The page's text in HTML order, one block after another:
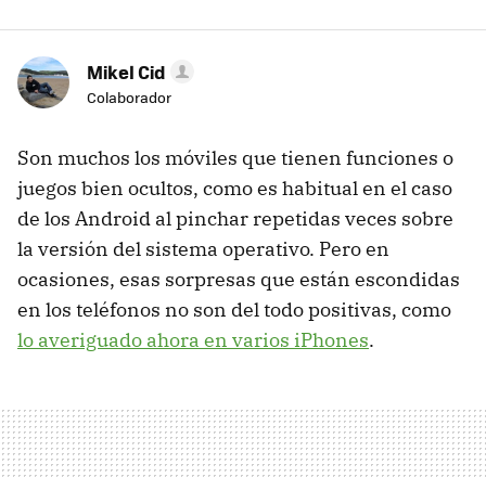
Mikel Cid
Colaborador
Son muchos los móviles que tienen funciones o
juegos bien ocultos, como es habitual en el caso
de los Android al pinchar repetidas veces sobre
la versión del sistema operativo. Pero en
ocasiones, esas sorpresas que están escondidas
en los teléfonos no son del todo positivas, como
lo averiguado ahora en varios iPhones.